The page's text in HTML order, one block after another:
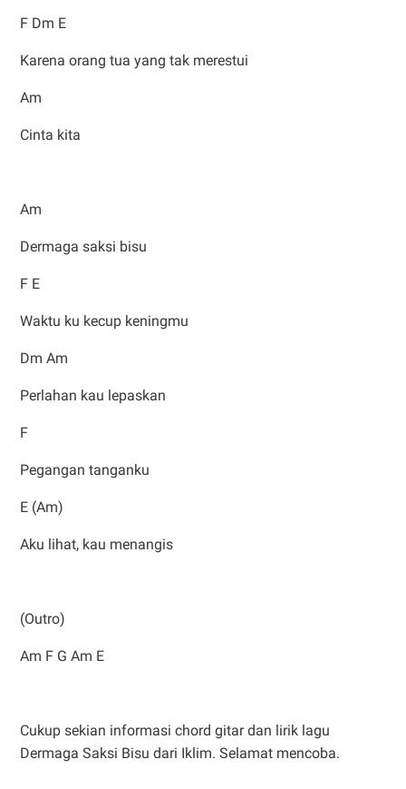
F Dm E
Karena orang tua yang tak merestui
Am
Cinta kita
Am
Dermaga saksi bisu
F E
Waktu ku kecup keningmu
Dm Am
Perlahan kau lepaskan
F
Pegangan tanganku
E (Am)
Aku lihat, kau menangis
(Outro)
Am F G Am E
Cukup sekian informasi chord gitar dan lirik lagu
Dermaga Saksi Bisu dari Iklim. Selamat mencoba.